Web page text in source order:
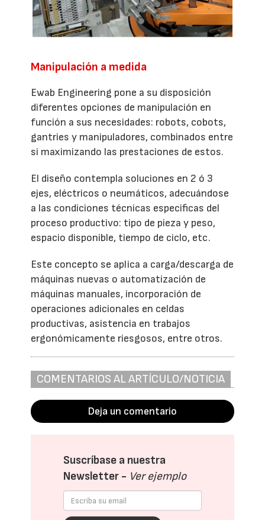
Manipulación a medida
Ewab Engineering pone a su disposición
diferentes opciones de manipulación en
función a sus necesidades: robots, cobots,
gantries y manipuladores, combinados entre
si maximizando las prestaciones de estos.
El diseño contempla soluciones en 2 ó 3
ejes, eléctricos o neumáticos, adecuándose
a las condiciones técnicas especificas del
proceso productivo: tipo de pieza y peso,
espacio disponible, tiempo de ciclo, etc.
Este concepto se aplica a carga/descarga de
máquinas nuevas o automatización de
máquinas manuales, incorporación de
operaciones adicionales en celdas
productivas, asistencia en trabajos
ergonómicamente riesgosos, entre otros.
COMENTARIOS AL ARTÍCULO/NOTICIA
Deja un comentario
Suscríbase a nuestra
Newsletter - Ver ejemplo